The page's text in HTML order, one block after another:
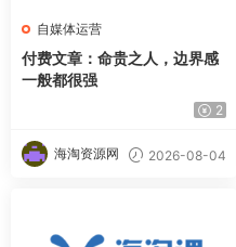
自媒体运营
付费文章：命贵之人，边界感
一般都很强
2
海淘资源网 2026-08-04